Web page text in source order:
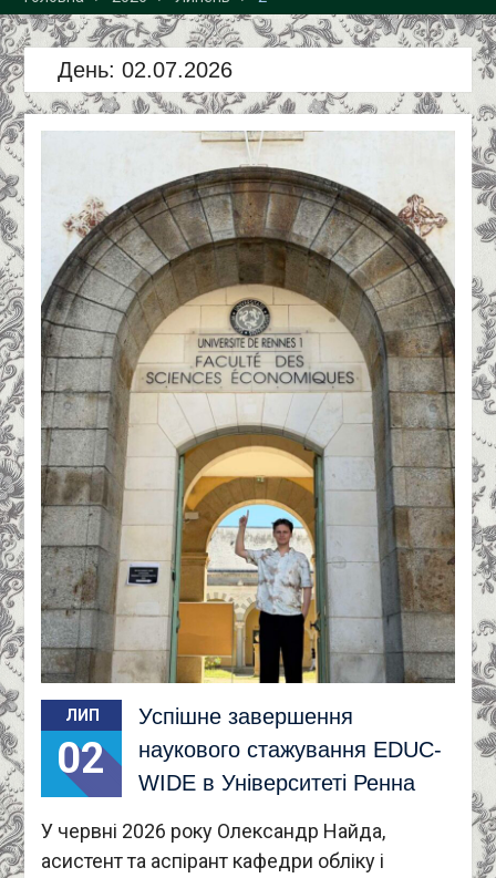
спеціальність «Облік і
оподаткування»!
День: 02.07.2026
ЛИП
02
Успішне завершення
наукового стажування EDUC-
WIDE в Університеті Ренна
У червні 2026 року Олександр Найда,
асистент та аспірант кафедри обліку і